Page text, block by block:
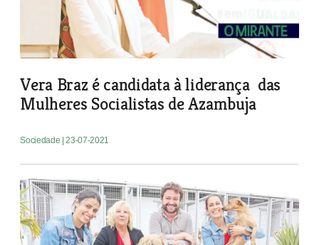
Vera Braz é candidata à liderança das
Mulheres Socialistas de Azambuja
Sociedade | 23-07-2021